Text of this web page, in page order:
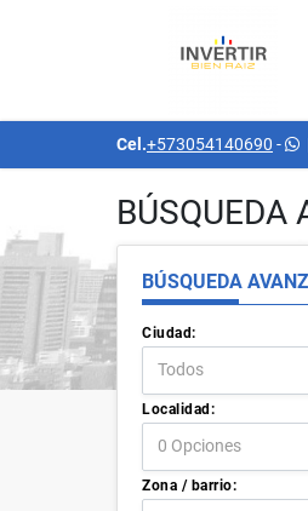
Cel.+573054140690 -
BÚSQUEDA
BÚSQUEDA
Ciudad:
Todos
Localidad:
0 Opciones
Zona / barrio: